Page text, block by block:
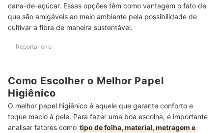
cana-de-açúcar. Essas opções têm como vantagem o fato de
que são amigáveis ao meio ambiente pela possibilidade de
cultivar a fibra de maneira sustentável.
Reportar erro
Como Escolher o Melhor Papel
Higiênico
O melhor papel higiênico é aquele que garante conforto e
toque macio à pele. Para fazer uma boa escolha, é importante
analisar fatores como tipo de folha, material, metragem e